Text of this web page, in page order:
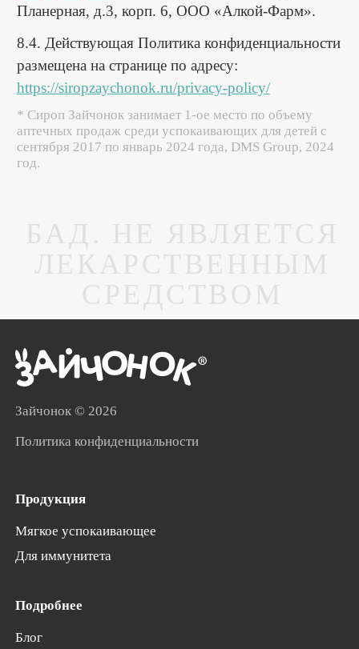
Планерная, д.3, корп. 6, ООО «Алкой-Фарм».
8.4. Действующая Политика конфиденциальности
размещена на странице по адресу:
https://siropzaychonok.ru/privacy-policy/
* Сироп Зайчонок занимает 1-ое место по объему
аптечных продаж среди успокаивающих для детей с
сентября 2017 по январь 2024 года, DMS Group, 2024
год.
Зайчонок © 2026
Политика конфиденциальности
Продукция
Мягкое успокаивающее
Для иммунитета
Подробнее
Блог